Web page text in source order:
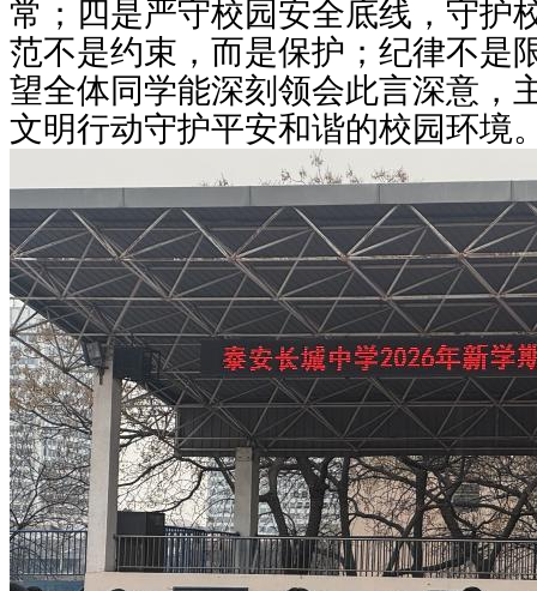
常；四是严守校园安全底线，守护
范不是约束，而是保护；纪律不是
望全体同学能深刻领会此言深意，
文明行动守护平安和谐的校园环境